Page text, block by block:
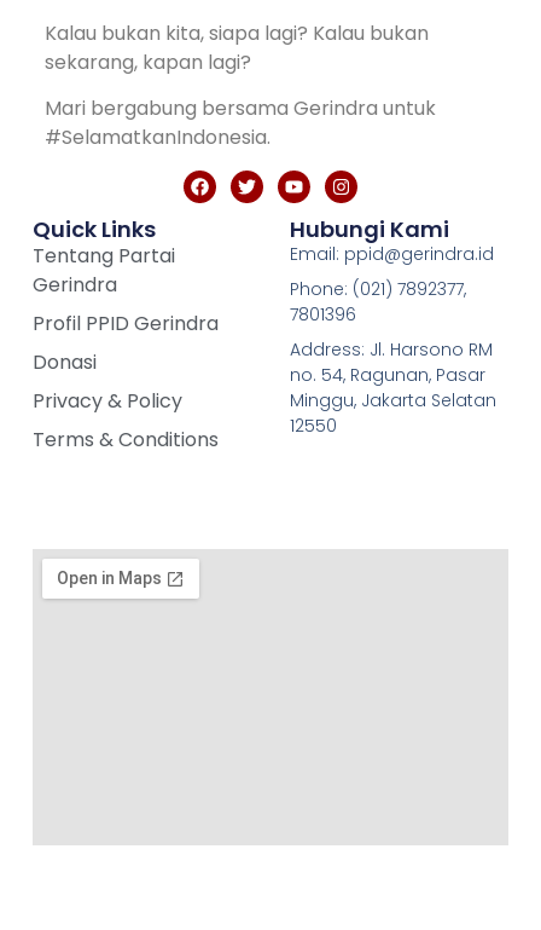
Kalau bukan kita, siapa lagi? Kalau bukan
sekarang, kapan lagi?
Mari bergabung bersama Gerindra untuk
#SelamatkanIndonesia.
Quick Links
Tentang Partai
Gerindra
Profil PPID Gerindra
Donasi
Privacy & Policy
Terms & Conditions
Hubungi Kami
Email: ppid@gerindra.id
Phone: (021) 7892377,
7801396
Address: Jl. Harsono RM
no. 54, Ragunan, Pasar
Minggu, Jakarta Selatan
12550